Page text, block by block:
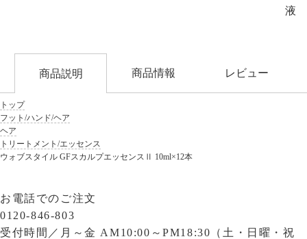
トップ
フット/ハンド/ヘア
ヘア
トリートメント/エッセンス
ウォブスタイル GFスカルプエッセンスⅡ 10ml×12本
液
商品説明 商品情報 レビュー
お電話でのご注文
0120-846-803
受付時間／ 月～金 AM10:00～PM18:30（土・日曜・祝